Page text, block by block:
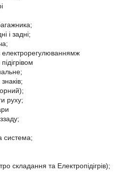
і задні;
електрорегулюваннямж
руху;
система;
складання та Електропідігрів);